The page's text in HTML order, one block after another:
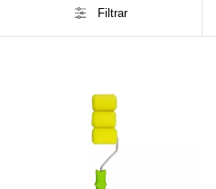
Filtrar